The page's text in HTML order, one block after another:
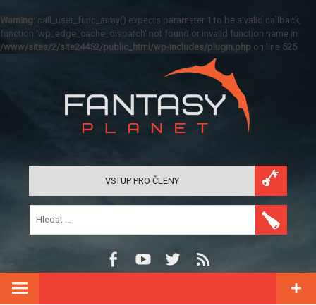
Warning: call_user_func_array() expects parameter 1 to be a valid callback,
function 'wp_edge_cache_dispatch' not found or invalid function name in
/www/sites/2/site24452/public_html/wp-includes/plugin.php on line 525
VSTUP PRO ČLENY